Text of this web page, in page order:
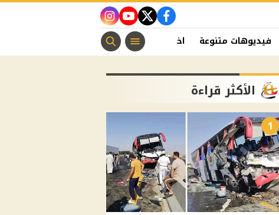
facebook
twitter
youtube
instagram
فيديوهات متنوعة اخبار الفن منوعات مسيحية
الأكثر قراءة
1